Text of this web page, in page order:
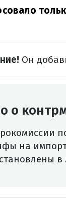
Он
о
на